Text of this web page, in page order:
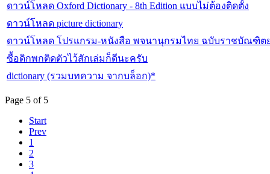
ดาวน์โหลด Oxford Dictionary - 8th Edition แบบไม่ต้องติดตั้ง
ดาวน์โหลด picture dictionary
ดาวน์โหลด โปรแกรม-หนังสือ พจนานุกรมไทย ฉบับราชบัณฑิต
ซื้อดิกพกติดตัวไว้สักเล่มก็ดีนะครับ
dictionary (รวมบทความ จากบล็อก)*
Page 5 of 5
Start
Prev
1
2
3